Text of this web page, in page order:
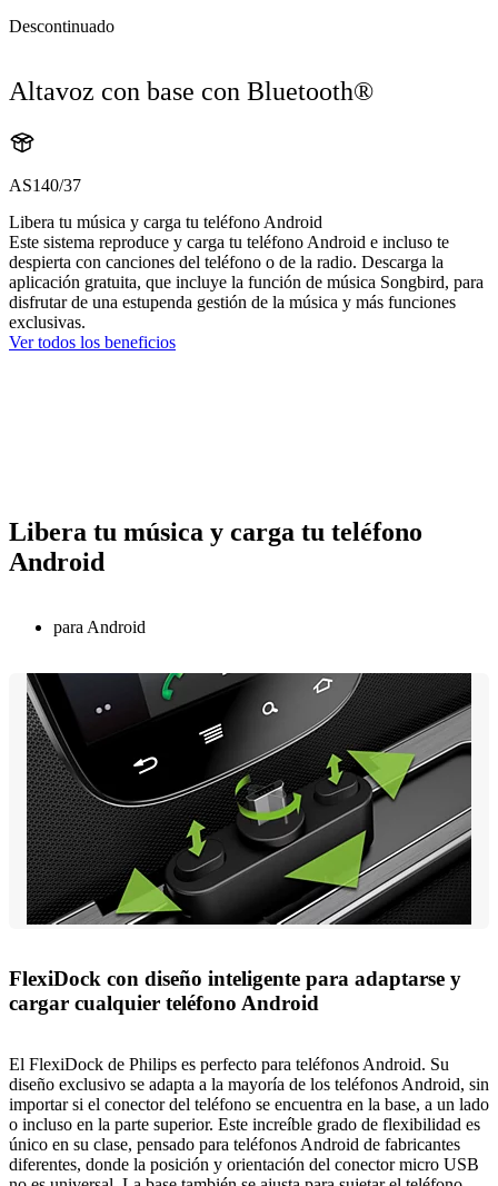
Descontinuado
Altavoz con base con Bluetooth®
AS140/37
Libera tu música y carga tu teléfono Android
Este sistema reproduce y carga tu teléfono Android e incluso te
despierta con canciones del teléfono o de la radio. Descarga la
aplicación gratuita, que incluye la función de música Songbird, para
disfrutar de una estupenda gestión de la música y más funciones
exclusivas.
Ver todos los beneficios
Libera tu música y carga tu teléfono
Android
para Android
FlexiDock con diseño inteligente para adaptarse y
cargar cualquier teléfono Android
El FlexiDock de Philips es perfecto para teléfonos Android. Su
diseño exclusivo se adapta a la mayoría de los teléfonos Android, sin
importar si el conector del teléfono se encuentra en la base, a un lado
o incluso en la parte superior. Este increíble grado de flexibilidad es
único en su clase, pensado para teléfonos Android de fabricantes
diferentes, donde la posición y orientación del conector micro USB